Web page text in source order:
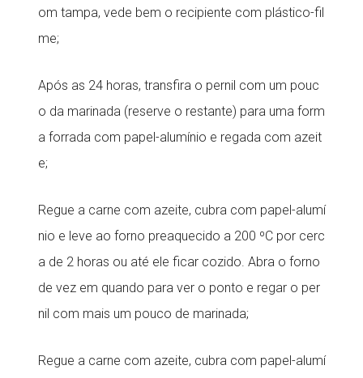
om tampa, vede bem o recipiente com plástico-fil
me;
Após as 24 horas, transfira o pernil com um pouc
o da marinada (reserve o restante) para uma form
a forrada com papel-alumínio e regada com azeit
e;
Regue a carne com azeite, cubra com papel-alumí
nio e leve ao forno preaquecido a 200 ºC por cerc
a de 2 horas ou até ele ficar cozido. Abra o forno
de vez em quando para ver o ponto e regar o per
nil com mais um pouco de marinada;
Regue a carne com azeite, cubra com papel-alumí